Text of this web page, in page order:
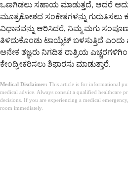
ಒಣಗಿಡಲು ಸಹಾಯ ಮಾಡುತ್ತದೆ, ಆದರೆ ಅದು
ಮೂತ್ರಕೋಶದ ಸಂಕೇತಗಳನ್ನು ಗುರುತಿಸಲು
ವಿಧಾನವನ್ನು ಆರಿಸಿದರೆ, ನಿಮ್ಮ ಮಗು
ತಿಳಿದುಕೊಂಡು ಟಾಯ್ಲೆಟ್ ಬಳಸುತ್ತಿದೆ ಎಂದು
ಅನೇಕ ತಜ್ಞರು ನಿಗದಿತ ರಾತ್ರಿಯ
ಕೇಂದ್ರೀಕರಿಸಲು ಶಿಫಾರಸು ಮಾಡುತ್ತಾರೆ.
Medical Disclaimer: This article is for informational
medical advice. Always consult a qualified healthcare
decisions. If you are experiencing a medical
room immediately.